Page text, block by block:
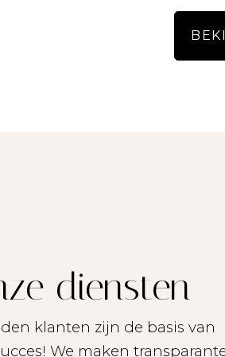
- Als inkomenseis
- Lees de brochure
- Alle potentiële
diensten
klanten zijn de basis van
We maken